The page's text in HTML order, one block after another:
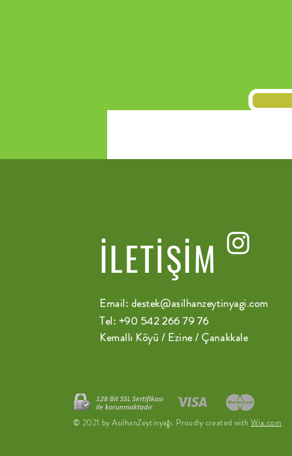
İLETİŞİM
Email: destek@asilhanzeytinyagi.com
Tel: +90 542 266 79 76
Kemallı Köyü / Ezine / Çanakkale
© 2021 by AsılhanZeytinyağı. Proudly created with Wix.com